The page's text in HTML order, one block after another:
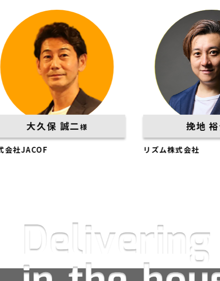
保 誠二様 挽地 裕介様
リズム株式会社